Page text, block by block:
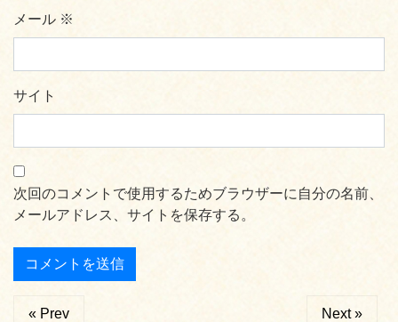
メール ※
サイト
次回のコメントで使用するためブラウザーに自分の名前、
メールアドレス、サイトを保存する。
« Prev Next »